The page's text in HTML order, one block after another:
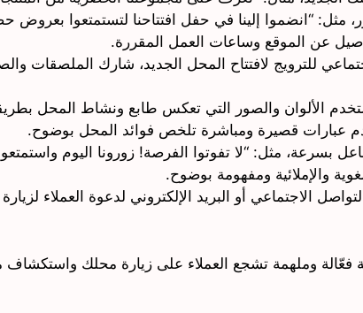
مثل: “انضموا إلينا في حفل افتتاحنا لتستمتعوا بعروض
عن الموقع وساعات العمل المقررة.
للترويج لافتتاح المحل الجديد، شارك الملصقات
الألوان والصور التي تعكس طابع ونشاط المحل
عبارات قصيرة ومباشرة تلخص فوائد المحل بوضوح.
بسرعة، مثل: “لا تفوتوا الفرصة! زورونا اليوم
والإملائية ومفهومة بوضوح.
الاجتماعي أو البريد الإلكتروني لدعوة العملاء
فعّالة وملهمة تشجع العملاء على زيارة محلك واستكشاف